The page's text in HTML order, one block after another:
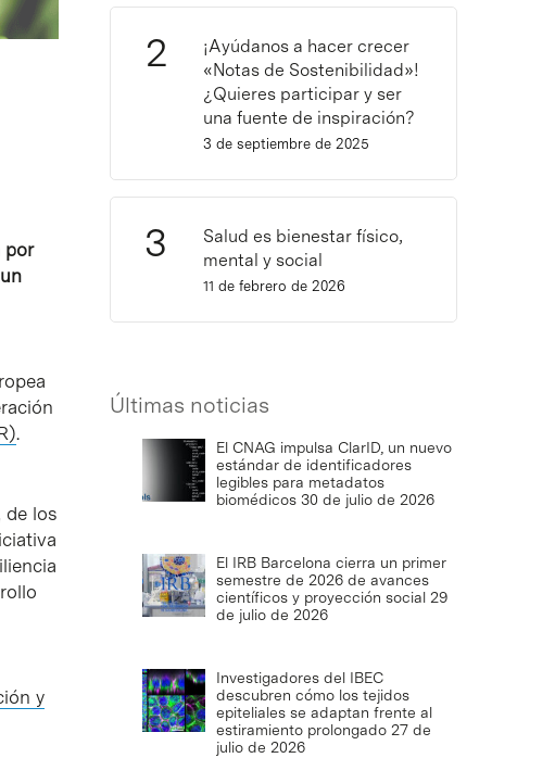
por
.
de los
y
¡Ayúdanos a hacer crecer
«Notas de Sostenibilidad»!
¿Quieres participar y ser
una fuente de inspiración?
3 de septiembre de 2025
Salud es bienestar físico,
mental y social
11 de febrero de 2026
Últimas noticias
El CNAG impulsa ClarID, un nuevo
estándar de identificadores
legibles para metadatos
biomédicos 30 de julio de 2026
El IRB Barcelona cierra un primer
semestre de 2026 de avances
científicos y proyección social 29
de julio de 2026
Investigadores del IBEC
descubren cómo los tejidos
epiteliales se adaptan frente al
estiramiento prolongado 27 de
julio de 2026